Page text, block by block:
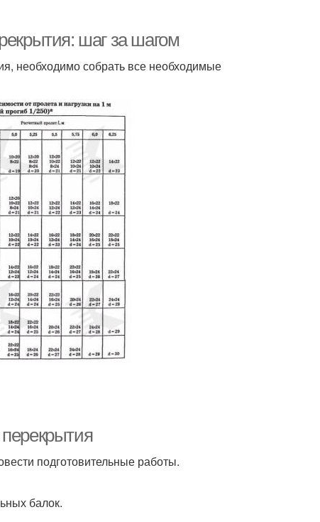
шаг за шагом
необходимо собрать все необходимые
подготовительные работы.
балок.